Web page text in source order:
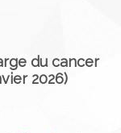
du cancer
2026)